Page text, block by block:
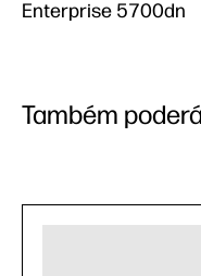
Enterprise 5700dn
Também